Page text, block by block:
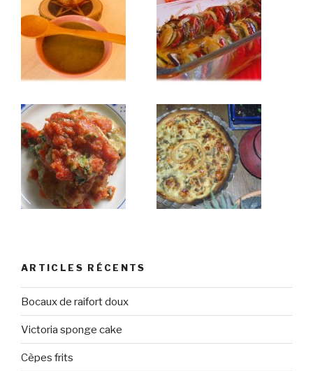
ARTICLES RÉCENTS
Bocaux de raifort doux
Victoria sponge cake
Cèpes frits